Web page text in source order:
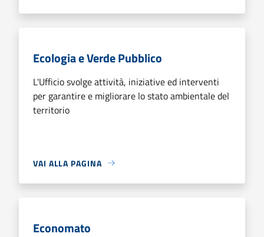
Ecologia e Verde Pubblico
L'Ufficio svolge attività, iniziative ed interventi
per garantire e migliorare lo stato ambientale del
territorio
VAI ALLA PAGINA
Economato